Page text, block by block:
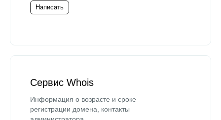
Написать
Сервис Whois
Информация о возрасте и сроке
регистрации домена, контакты